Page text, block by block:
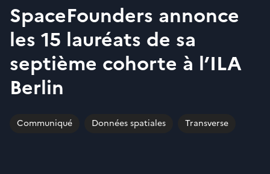
SpaceFounders annonce
les 15 lauréats de sa
septième cohorte à l’ILA
Berlin
Communiqué Données spatiales Transverse